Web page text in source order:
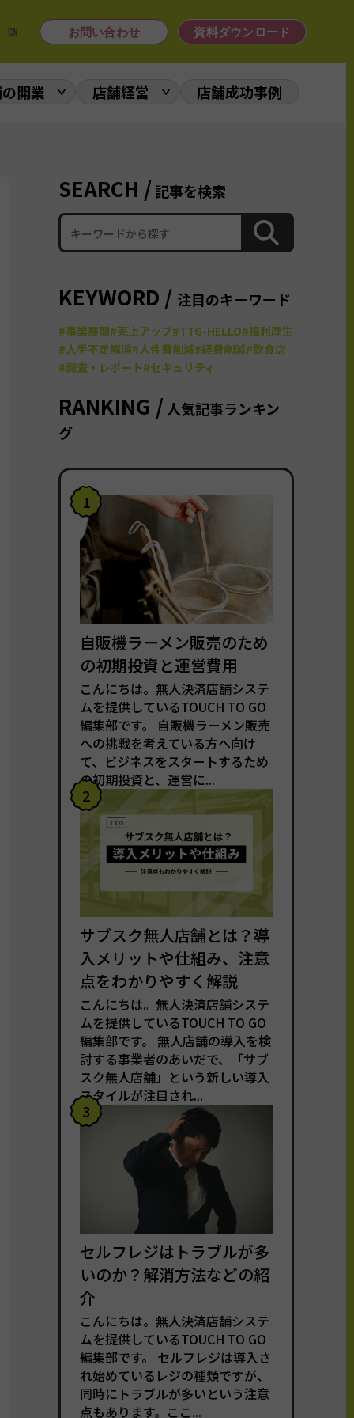
CN お問い合わせ 資料ダウンロード
開業 店舗経営 店舗成功事例
SEARCH /記事を検索
KEYWORD / 注目のキーワード
#事業展開#売上アップ#TTG-HELLO#福利厚生
#人手不足解消#人件費削減#経費削減#飲食店
#調査・レポート#セキュリティ
RANKING / 人気記事ランキン
グ
1
自販機ラーメン販売のため
の初期投資と運営費用
こんにちは。無人決済店舗システ
ムを提供しているTOUCH TO GO
編集部です。 自販機ラーメン販売
への挑戦を考えている方へ向け
て、ビジネスをスタートするため
の初期投資と、運営に...
2
サブスク無人店舗とは？導
入メリットや仕組み、注意
点をわかりやすく解説
こんにちは。無人決済店舗システ
ムを提供しているTOUCH TO GO
編集部です。 無人店舗の導入を検
討する事業者のあいだで、「サブ
スク無人店舗」という新しい導入
スタイルが注目され...
3
セルフレジはトラブルが多
いのか？解消方法などの紹
介
こんにちは。無人決済店舗システ
ムを提供しているTOUCH TO GO
編集部です。 セルフレジは導入さ
れ始めているレジの種類ですが、
同時にトラブルが多いという注意
点もあります。ここ...